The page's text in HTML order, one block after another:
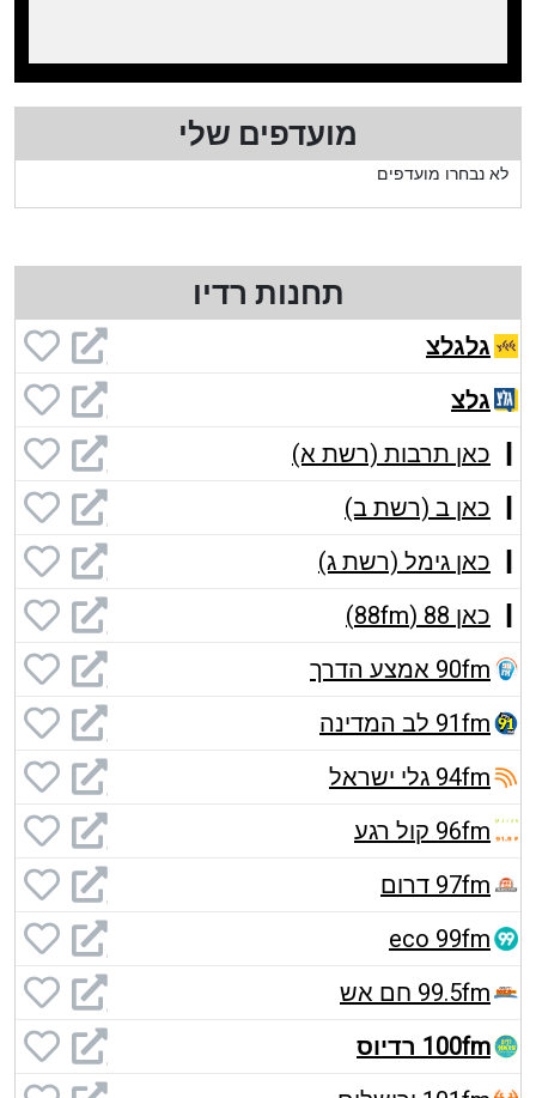
מועדפים שלי
לא נבחרו מועדפים
תחנות רדיו
גלגלצ
גלצ
כאן תרבות (רשת א)
כאן ב (רשת ב)
כאן גימל (רשת ג)
כאן 88 (88fm)
90fm אמצע הדרך
91fm לב המדינה
94fm גלי ישראל
96fm קול רגע
97fm דרום
eco 99fm
99.5fm חם אש
100fm רדיוס